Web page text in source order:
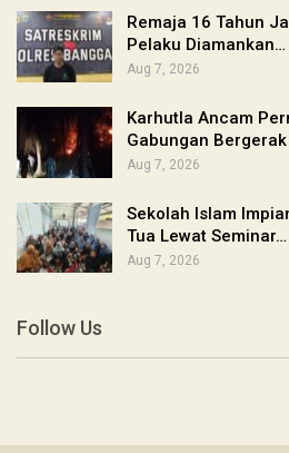
Remaja 16 Tahun
Pelaku Diamankan…
Aug 7, 2026
Karhutla Ancam
Gabungan
Aug 7, 2026
Sekolah Islam
Tua Lewat Seminar…
Aug 7, 2026
Follow Us